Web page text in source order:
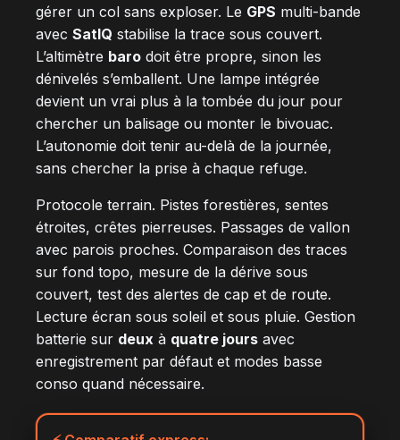
gérer un col sans exploser. Le GPS multi-bande
avec SatIQ stabilise la trace sous couvert.
L’altimètre baro doit être propre, sinon les
dénivelés s’emballent. Une lampe intégrée
devient un vrai plus à la tombée du jour pour
chercher un balisage ou monter le bivouac.
L’autonomie doit tenir au-delà de la journée,
sans chercher la prise à chaque refuge.
Protocole terrain. Pistes forestières, sentes
étroites, crêtes pierreuses. Passages de vallon
avec parois proches. Comparaison des traces
sur fond topo, mesure de la dérive sous
couvert, test des alertes de cap et de route.
Lecture écran sous soleil et sous pluie. Gestion
batterie sur deux à quatre jours avec
enregistrement par défaut et modes basse
conso quand nécessaire.